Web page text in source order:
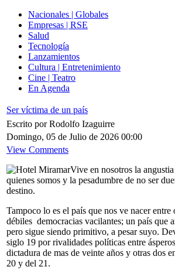
Nacionales | Globales
Empresas | RSE
Salud
Tecnología
Lanzamientos
Cultura | Entretenimiento
Cine | Teatro
En Agenda
Ser víctima de un país
Escrito por Rodolfo Izaguirre
Domingo, 05 de Julio de 2026 00:00
View Comments
Vive en nosotros la
quienes somos y la pesadumbre de no ser
destino.
Tampoco lo es el país que nos ve nacer
débiles democracias vacilantes; un país que
pero sigue siendo primitivo, a pesar suyo.
siglo 19 por rivalidades políticas entre
dictadura de mas de veinte años y otras dos
20 y del 21.